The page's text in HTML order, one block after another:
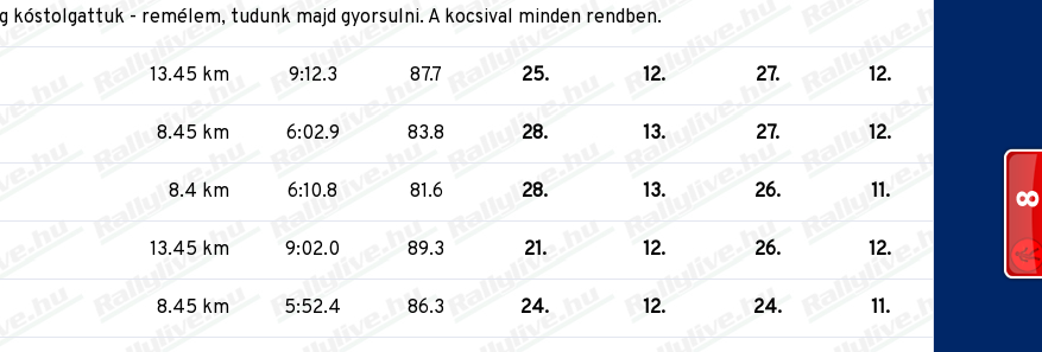
kóstolgattuk - remélem, tudunk majd gyorsulni. A kocsival minden rendben.
13.45 km 9:12.3 87.7 25. 12. 27. 12.
8.45 km 6:02.9 83.8 28. 13. 27. 12.
8.4 km 6:10.8 81.6 28. 13. 26. 11.
13.45 km 9:02.0 89.3 21. 12. 26. 12.
8.45 km 5:52.4 86.3 24. 12. 24. 11.